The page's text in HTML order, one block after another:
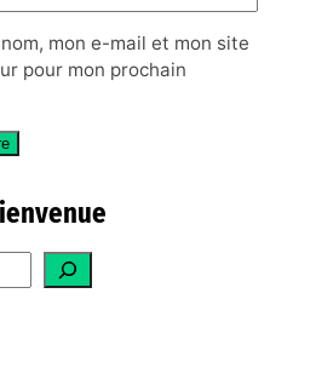
mon e-mail et mon site
pour mon prochain